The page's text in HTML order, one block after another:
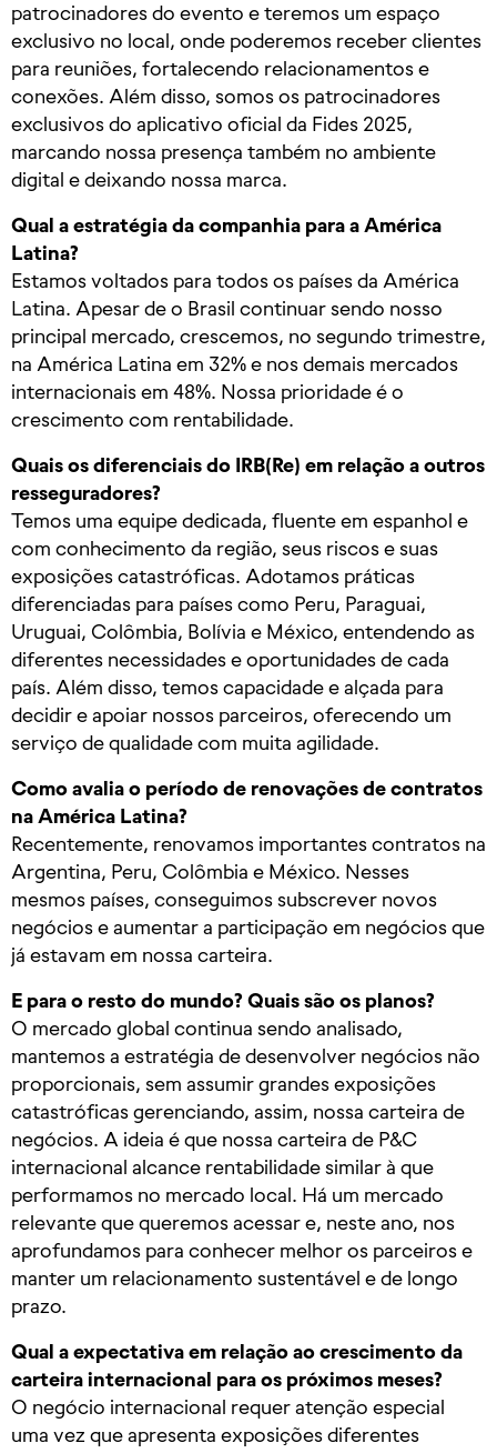
patrocinadores do evento e teremos um espaço
exclusivo no local, onde poderemos receber clientes
para reuniões, fortalecendo relacionamentos e
conexões. Além disso, somos os patrocinadores
exclusivos do aplicativo oficial da Fides 2025,
marcando nossa presença também no ambiente
digital e deixando nossa marca.
Qual a estratégia da companhia para a América
Latina?
Estamos voltados para todos os países da América
Latina. Apesar de o Brasil continuar sendo nosso
principal mercado, crescemos, no segundo trimestre,
na América Latina em 32% e nos demais mercados
internacionais em 48%. Nossa prioridade é o
crescimento com rentabilidade.
Quais os diferenciais do IRB(Re) em relação a outros
resseguradores?
Temos uma equipe dedicada, fluente em espanhol e
com conhecimento da região, seus riscos e suas
exposições catastróficas. Adotamos práticas
diferenciadas para países como Peru, Paraguai,
Uruguai, Colômbia, Bolívia e México, entendendo as
diferentes necessidades e oportunidades de cada
país. Além disso, temos capacidade e alçada para
decidir e apoiar nossos parceiros, oferecendo um
serviço de qualidade com muita agilidade.
Como avalia o período de renovações de contratos
na América Latina?
Recentemente, renovamos importantes contratos na
Argentina, Peru, Colômbia e México. Nesses
mesmos países, conseguimos subscrever novos
negócios e aumentar a participação em negócios que
já estavam em nossa carteira.
E para o resto do mundo? Quais são os planos?
O mercado global continua sendo analisado,
mantemos a estratégia de desenvolver negócios não
proporcionais, sem assumir grandes exposições
catastróficas gerenciando, assim, nossa carteira de
negócios. A ideia é que nossa carteira de P&C
internacional alcance rentabilidade similar à que
performamos no mercado local. Há um mercado
relevante que queremos acessar e, neste ano, nos
aprofundamos para conhecer melhor os parceiros e
manter um relacionamento sustentável e de longo
prazo.
Qual a expectativa em relação ao crescimento da
carteira internacional para os próximos meses?
O negócio internacional requer atenção especial
uma vez que apresenta exposições diferentes